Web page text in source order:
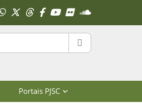
Instagram
Acessar WhatsApp
Acessar XAcessar Threads
Acessar Facebook
Acessar YouTube
Acessar Flickr
Acessar
PESQUISAR
Portais PJSC